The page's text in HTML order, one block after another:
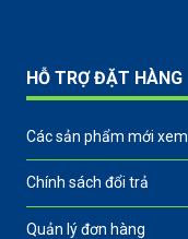
HỖ TRỢ ĐẶT HÀNG
Các sản phẩm mới xem
Chính sách đổi trả
Quản lý đơn hàng